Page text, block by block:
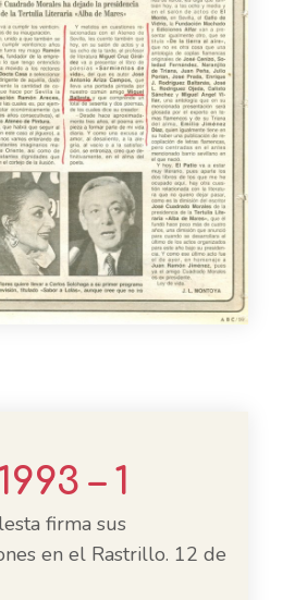
– 1
firma sus
en el Rastrillo. 12 de